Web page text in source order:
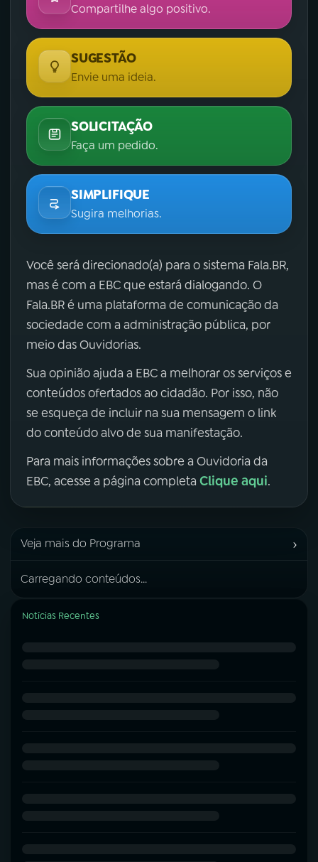
Compartilhe algo positivo.
SUGESTÃO
Envie uma ideia.
SOLICITAÇÃO
Faça um pedido.
SIMPLIFIQUE
Sugira melhorias.
Você será direcionado(a) para o sistema Fala.BR,
mas é com a EBC que estará dialogando. O
Fala.BR é uma plataforma de comunicação da
sociedade com a administração pública, por
meio das Ouvidorias.
Sua opinião ajuda a EBC a melhorar os serviços e
conteúdos ofertados ao cidadão. Por isso, não
se esqueça de incluir na sua mensagem o link
do conteúdo alvo de sua manifestação.
Para mais informações sobre a Ouvidoria da
EBC, acesse a página completa Clique aqui.
Veja mais do Programa ›
Carregando conteúdos...
Notícias Recentes